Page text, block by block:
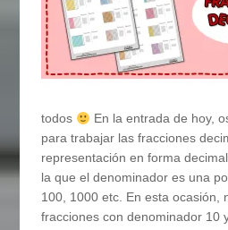
todos
En la entrada de hoy,
para trabajar las fracciones
representación en forma
la que el denominador es una
100, 1000 etc. En esta ocasión,
fracciones con denominador 10